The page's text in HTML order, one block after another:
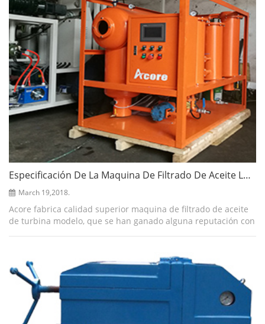
Especificación De La Maquina De Filtrado De Aceite Lubricante De Turbina Superior
March 19,2018.
Acore fabrica calidad superior maquina de filtrado de aceite
de turbina modelo, que se han ganado alguna reputación con